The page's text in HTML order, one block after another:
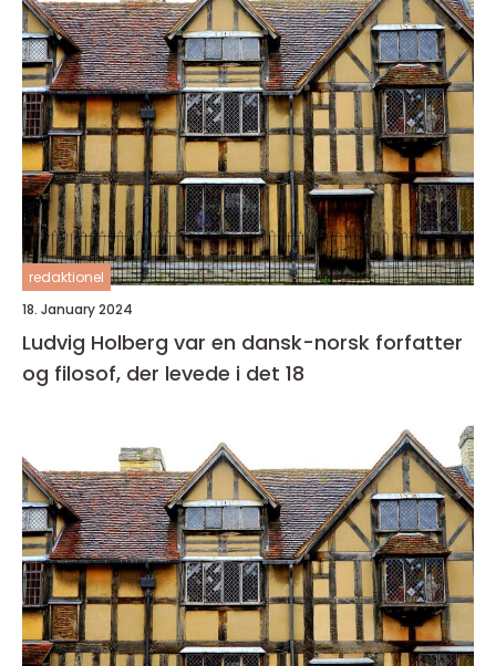
redaktionel
18. January 2024
Ludvig Holberg var en dansk-norsk forfatter
og filosof, der levede i det 18